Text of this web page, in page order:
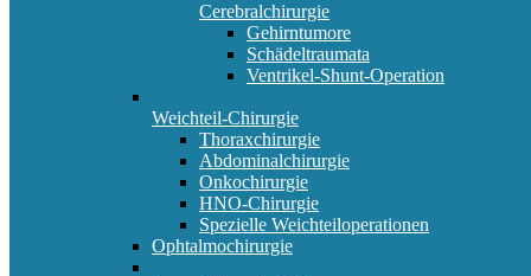
Cerebralchirurgie
Gehirntumore
Schädeltraumata
Ventrikel-Shunt-Operation
Weichteil-Chirurgie
Thoraxchirurgie
Abdominalchirurgie
Onkochirurgie
HNO-Chirurgie
Spezielle Weichteiloperationen
Ophtalmochirurgie